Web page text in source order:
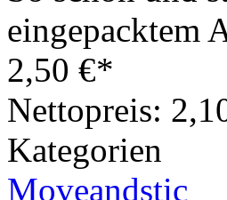
eingepacktem
2,50 €*
Nettopreis:
Kategorien
Moveandstic